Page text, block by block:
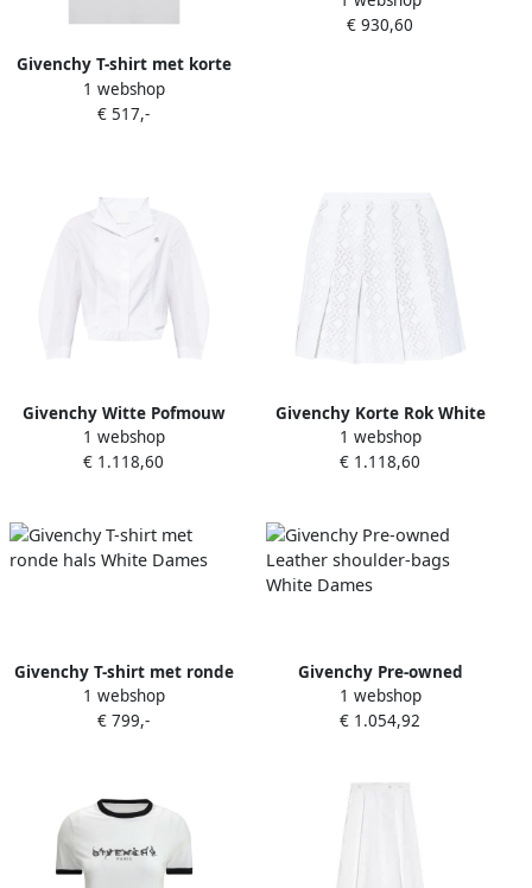
Givenchy T-shirt met korte
mouwen en ronde hals
White Dames
1 webshop
€ 517,-
Dames
€ 930,60
Givenchy Witte Pofmouw
High-Low Blouse White
Dames
1 webshop
€ 1.118,60
Givenchy Korte Rok White
Dames
1 webshop
€ 1.118,60
Givenchy T-shirt met ronde
hals White Dames
1 webshop
€ 799,-
Givenchy Pre-owned
Leather shoulder-bags
White Dames
1 webshop
€ 1.054,92